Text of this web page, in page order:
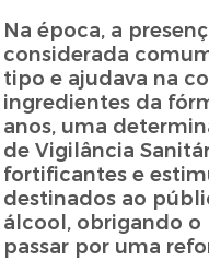
Na época, a
considerada
tipo e ajudava na
ingredientes da
anos, uma
de Vigilância
fortificantes e
destinados ao
álcool, obrigando o
passar por uma